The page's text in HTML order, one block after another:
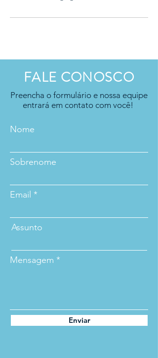
FALE CONOSCO
Preencha o formulário e nossa equipe
entrará em contato com você!
Nome
Sobrenome
Email
Assunto
Mensagem
Enviar